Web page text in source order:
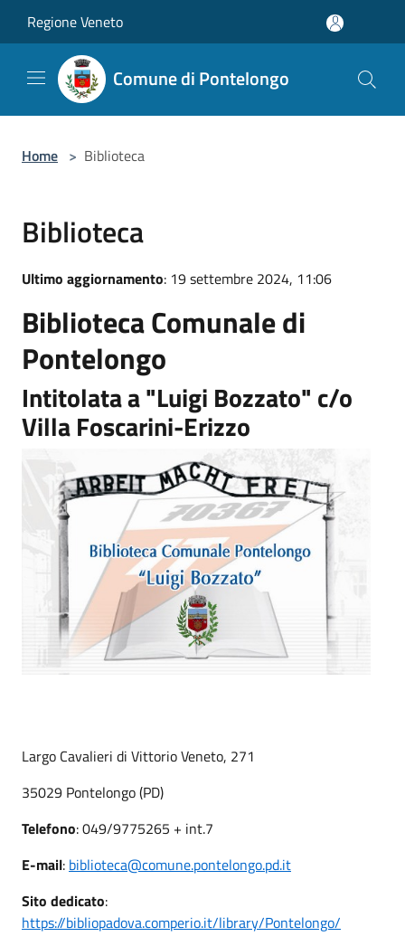
Regione Veneto
Comune di Pontelongo
Home > Biblioteca
Biblioteca
Ultimo aggiornamento: 19 settembre 2024, 11:06
Biblioteca Comunale di
Pontelongo
Intitolata a "Luigi Bozzato" c/o
Villa Foscarini-Erizzo
Largo Cavalieri di Vittorio Veneto, 271
35029 Pontelongo (PD)
Telefono: 049/9775265 + int.7
E-mail: biblioteca@comune.pontelongo.pd.it
Sito dedicato:
https://bibliopadova.comperio.it/library/Pontelongo/